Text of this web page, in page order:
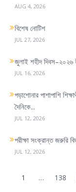
AUG 4, 2026
বিশেষ নোটিশ
JUL 27, 2026
জুলাই শহীদ দিবস–২০২৬
JUL 16, 2026
পড়াশোনার পাশাপাশি
দৈনিকে...
JUL 12, 2026
পরীক্ষা সংক্রান্ত জরুরি
JUL 12, 2026
1 … 138